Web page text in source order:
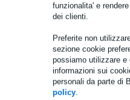
funzionalita' e
dei clienti.
Preferite non
sezione cookie
possiamo utilizzare e
informazioni sui
personali da parte di
policy.
Vedi anche (2)
Accessori (8)